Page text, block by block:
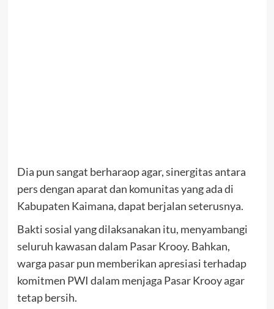
Dia pun sangat berharaop agar, sinergitas antara
pers dengan aparat dan komunitas yang ada di
Kabupaten Kaimana, dapat berjalan seterusnya.
Bakti sosial yang dilaksanakan itu, menyambangi
seluruh kawasan dalam Pasar Krooy. Bahkan,
warga pasar pun memberikan apresiasi terhadap
komitmen PWI dalam menjaga Pasar Krooy agar
tetap bersih.